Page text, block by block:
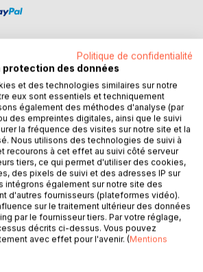
plein de questions, sur tout, tout le
Il aime titiller cette curiosité et cet
propres à l'enfance.
aventure, Alex a besoin d'en savoir
voit sur les pages des livres.
une formule magique, ils
une fête qui bat son plein : des
des funambules pirouettent sous
Politique de confidentialité
protection des données
et des technologies similaires sur notre
eux sont essentiels et techniquement
également des méthodes d'analyse (par
des empreintes digitales, ainsi que le suivi
la fréquence des visites sur notre site et la
Nous utilisons des technologies de suivi à
recourons à cet effet au suivi côté serveur
tiers, ce qui permet d'utiliser des cookies,
des pixels de suivi et des adresses IP sur
intégrons également sur notre site des
d'autres fournisseurs (plateformes vidéo).
sur le traitement ultérieur des données
par le fournisseur tiers. Par votre réglage,
décrits ci-dessus. Vous pouvez
avec effet pour l'avenir. (Mentions